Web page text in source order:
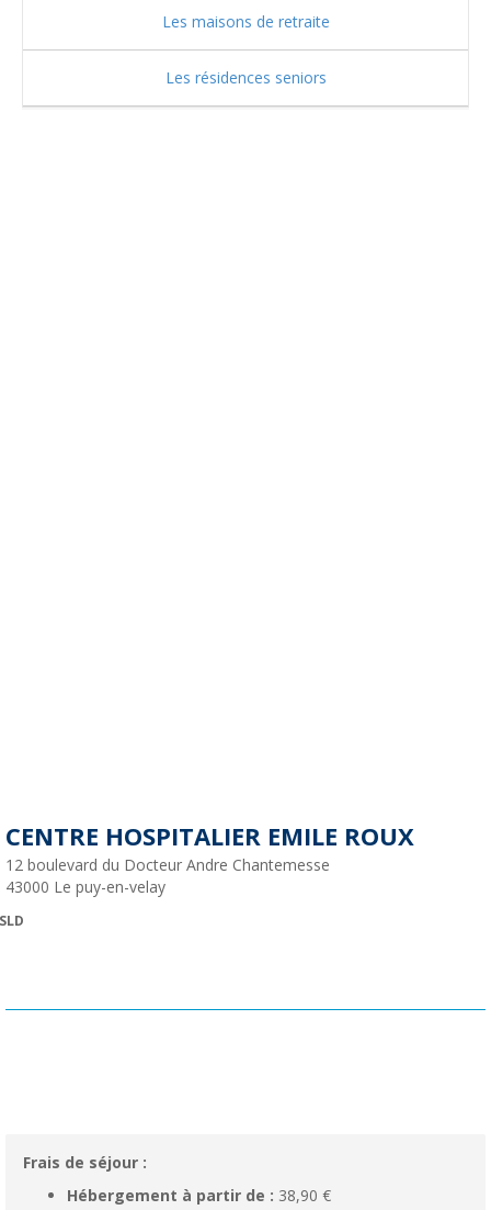
Les maisons de retraite
Les résidences seniors
CENTRE HOSPITALIER EMILE ROUX
12 boulevard du Docteur Andre Chantemesse
43000 Le puy-en-velay
Frais de séjour :
Hébergement à partir de : 38,90 €